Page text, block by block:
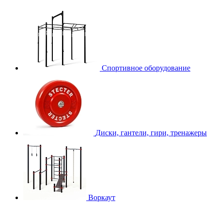
Спортивное оборудование
Диски, гантели, гири, тренажеры
Воркаут